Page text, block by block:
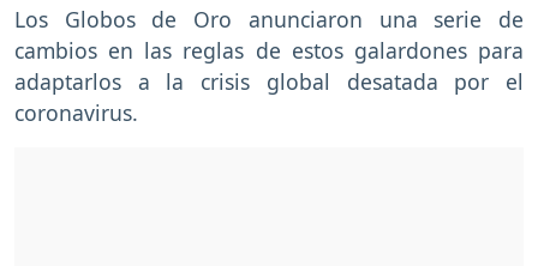
Los Globos de Oro anunciaron una serie de
cambios en las reglas de estos galardones para
adaptarlos a la crisis global desatada por el
coronavirus.